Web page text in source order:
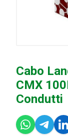
Cabo
CMX
Condutti